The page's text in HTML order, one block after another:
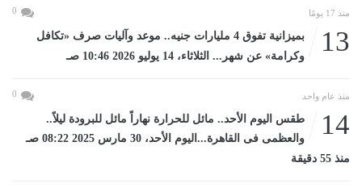
منذ 17 يومًا 0
13
بميزانية تفوق 4 مليارات جنيه.. موعد وآليات صرف «تكافل
وكرامة» عن شهر... الثلاثاء، 14 يوليو 2026 10:46 صـ
منذ عام واحد 0
14
طقس اليوم الأحد.. مائل للحرارة نهاراً مائل للبرودة ليلاً..
والعظمى فى القاهرة...اليوم الأحد، 30 مارس 2025 08:22 صـ
منذ 55 دقيقة